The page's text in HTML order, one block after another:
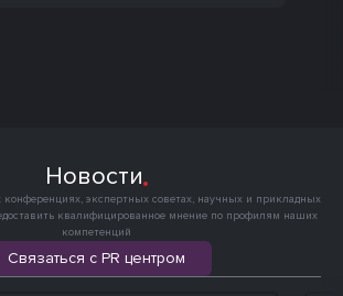
Новости
конференциях, экспертных советах, научных и прикладных
квалифицированное мнение по профилям наших
компетенций
Связаться с PR центром